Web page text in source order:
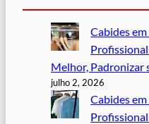
Cabides
Melhor, Padronizar
julho 2, 2026
Cabides